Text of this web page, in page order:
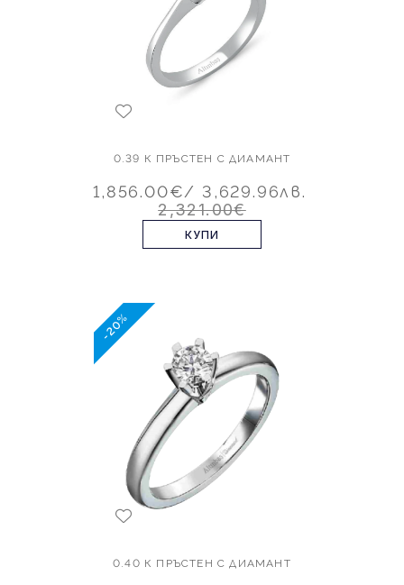
0.39 К ПРЪСТЕН С ДИАМАНТ
1,856.00€/ 3,629.96лв.
2,321.00€
КУПИ
-20%
0.40 К ПРЪСТЕН С ДИАМАНТ